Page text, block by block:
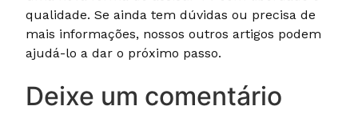
qualidade. Se ainda tem dúvidas ou precisa de
mais informações, nossos outros artigos podem
ajudá-lo a dar o próximo passo.
Deixe um comentário